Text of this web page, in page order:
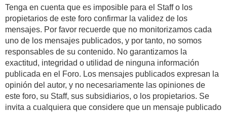
Tenga en cuenta que es imposible para el Staff o los
propietarios de este foro confirmar la validez de los
mensajes. Por favor recuerde que no monitorizamos cada
uno de los mensajes publicados, y por tanto, no somos
responsables de su contenido. No garantizamos la
exactitud, integridad o utilidad de ninguna información
publicada en el Foro. Los mensajes publicados expresan la
opinión del autor, y no necesariamente las opiniones de
este foro, su Staff, sus subsidiarios, o los propietarios. Se
invita a cualquiera que considere que un mensaje publicado